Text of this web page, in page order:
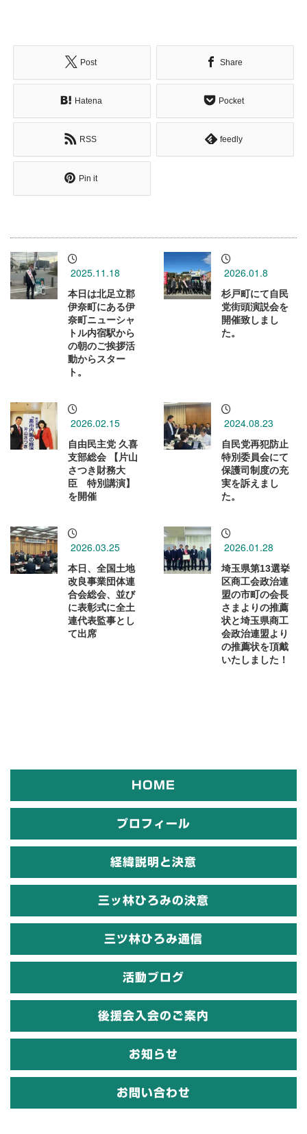
Post Share
Hatena Pocket
RSS feedly
Pin it
2025.11.18
本日は北足立郡
伊奈町にある伊
奈町ニューシャ
トル内宿駅から
の朝のご挨拶活
動からスター
ト。
2026.01.8
杉戸町にて自民
党街頭演説会を
開催致しまし
た。
2026.02.15
自由民主党 久喜
支部総会 【片山
さつき財務大
臣 特別講演】
を開催
2024.08.23
自民党再犯防止
特別委員会にて
保護司制度の充
実を訴えまし
た。
2026.03.25
本日、全国土地
改良事業団体連
合会総会、並び
に表彰式に全土
連代表監事とし
て出席
2026.01.28
埼玉県第13選挙
区商工会政治連
盟の市町の会長
さまよりの推薦
状と埼玉県商工
会政治連盟より
の推薦状を頂戴
いたしました！
HOME
プロフィール
経緯説明と決意
三ッ林ひろみの決意
三ツ林ひろみ通信
活動ブログ
後援会入会のご案内
お知らせ
お問い合わせ